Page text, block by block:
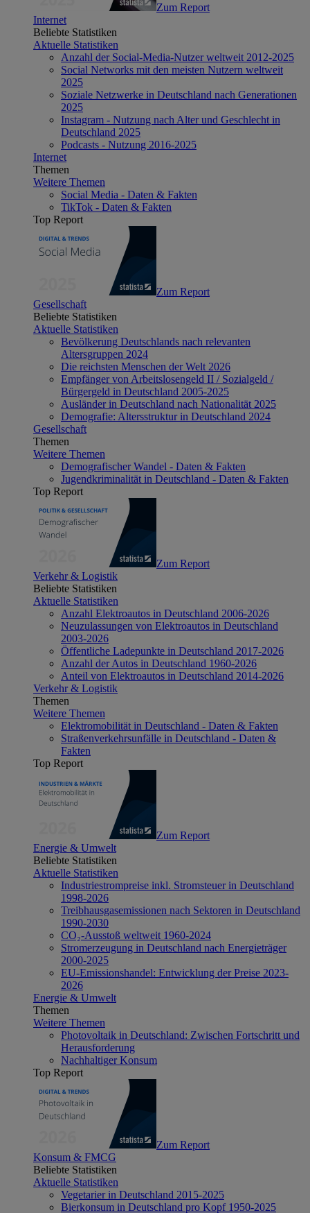
Zum Report
Internet
Beliebte Statistiken
Aktuelle Statistiken
Anzahl der Social-Media-Nutzer weltweit 2012-2025
Social Networks mit den meisten Nutzern weltweit
2025
Soziale Netzwerke in Deutschland nach Generationen
2025
Instagram - Nutzung nach Alter und Geschlecht in
Deutschland 2025
Podcasts - Nutzung 2016-2025
Internet
Themen
Weitere Themen
Social Media - Daten & Fakten
TikTok - Daten & Fakten
Top Report
Zum Report
Gesellschaft
Beliebte Statistiken
Aktuelle Statistiken
Bevölkerung Deutschlands nach relevanten
Altersgruppen 2024
Die reichsten Menschen der Welt 2026
Empfänger von Arbeitslosengeld II / Sozialgeld /
Bürgergeld in Deutschland 2005-2025
Ausländer in Deutschland nach Nationalität 2025
Demografie: Altersstruktur in Deutschland 2024
Gesellschaft
Themen
Weitere Themen
Demografischer Wandel - Daten & Fakten
Jugendkriminalität in Deutschland - Daten & Fakten
Top Report
Zum Report
Verkehr & Logistik
Beliebte Statistiken
Aktuelle Statistiken
Anzahl Elektroautos in Deutschland 2006-2026
Neuzulassungen von Elektroautos in Deutschland
2003-2026
Öffentliche Ladepunkte in Deutschland 2017-2026
Anzahl der Autos in Deutschland 1960-2026
Anteil von Elektroautos in Deutschland 2014-2026
Verkehr & Logistik
Themen
Weitere Themen
Elektromobilität in Deutschland - Daten & Fakten
Straßenverkehrsunfälle in Deutschland - Daten &
Fakten
Top Report
Zum Report
Energie & Umwelt
Beliebte Statistiken
Aktuelle Statistiken
Industriestrompreise inkl. Stromsteuer in Deutschland
1998-2026
Treibhausgasemissionen nach Sektoren in Deutschland
1990-2030
CO₂-Ausstoß weltweit 1960-2024
Stromerzeugung in Deutschland nach Energieträger
2000-2025
EU-Emissionshandel: Entwicklung der Preise 2023-
2026
Energie & Umwelt
Themen
Weitere Themen
Photovoltaik in Deutschland: Zwischen Fortschritt und
Herausforderung
Nachhaltiger Konsum
Top Report
Zum Report
Konsum & FMCG
Beliebte Statistiken
Aktuelle Statistiken
Vegetarier in Deutschland 2015-2025
Bierkonsum in Deutschland pro Kopf 1950-2025